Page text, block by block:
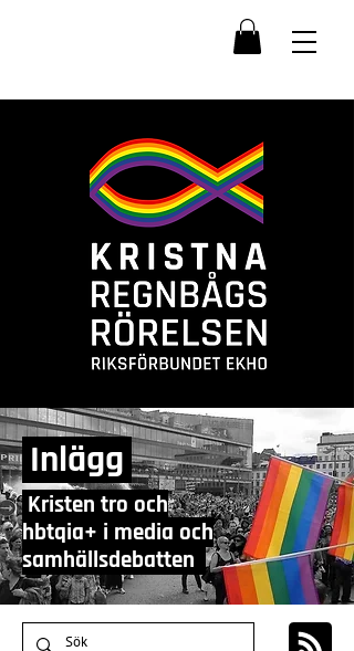
Inlägg
Kristen tro och
hbtqia+ i media och
samhällsdebatten